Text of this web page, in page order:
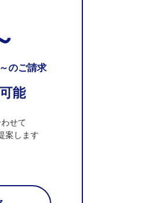
のご請求
能
せて
案します